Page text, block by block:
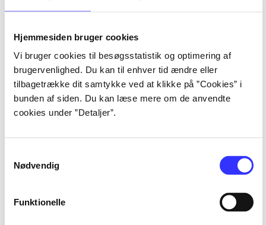
Hjemmesiden bruger cookies
Vi bruger cookies til besøgsstatistik og optimering af
brugervenlighed. Du kan til enhver tid ændre eller
tilbagetrække dit samtykke ved at klikke på ”Cookies” i
bunden af siden. Du kan læse mere om de anvendte
cookies under ”Detaljer”.
Nødvendig
Funktionelle
lorem ipsum dolor sit
lorem ipsum dolor sit
lorem ipsum dolor sit
lorem ipsum dolor sit
lorem ipsum dolor sit
lorem ipsum dolor sit
lorem ipsum dolor sit
lorem ipsum dolor sit